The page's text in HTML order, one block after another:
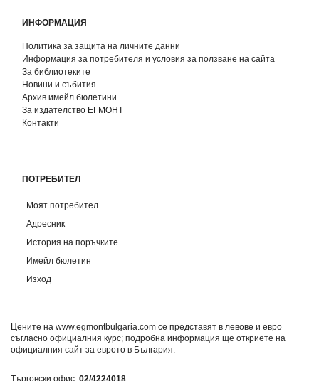
ИНФОРМАЦИЯ
Политика за защита на личните данни
Информация за потребителя и условия за ползване на сайта
За библиотеките
Новини и събития
Архив имейл бюлетини
За издателство ЕГМОНТ
Контакти
ПОТРЕБИТЕЛ
Моят потребител
Адресник
История на поръчките
Имейл бюлетин
Изход
Цените на www.egmontbulgaria.com се представят в левове и евро
съгласно официалния курс; подробна информация ще откриете на
официалния сайт за еврото в България
Търговски офис: 02/4224018